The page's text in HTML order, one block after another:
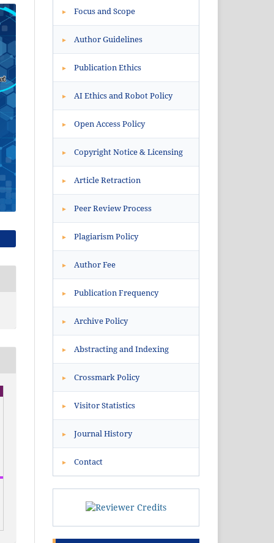
▸ Focus and Scope
▸ Author Guidelines
▸ Publication Ethics
▸ AI Ethics and Robot Policy
▸ Open Access Policy
▸ Copyright Notice & Licensing
▸ Article Retraction
▸ Peer Review Process
▸ Plagiarism Policy
▸ Author Fee
▸ Publication Frequency
▸ Archive Policy
▸ Abstracting and Indexing
▸ Crossmark Policy
▸ Visitor Statistics
▸ Journal History
▸ Contact